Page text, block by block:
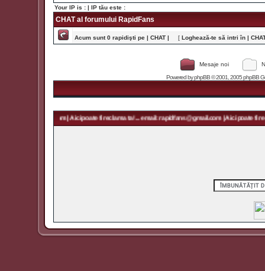
Your IP is : | IP tău este :
CHAT al forumului RapidFans
Acum sunt 0 rapidişti pe | CHAT | [ Loghează-te să intri în |
Mesaje noi
Powered byphpBB© 2001, 2005 phpBB
| Aici poate fi reclama ta! ... email: rapidfans@gmail.com | Aici poate fi